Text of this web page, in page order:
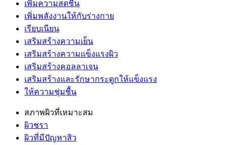
เพิ่มความสดชื่น
เพิ่มพลังงานให้กับร่างกาย
เรียบเนียน
เสริมสร้างความเย็น
เสริมสร้างความแข็งแรงผิว
เสริมสร้างคอลลาเจน
เสริมสร้างและรักษากระดูกให้แข็งแรง
ให้ความชุ่มชื้น
สภาพผิวที่เหมาะสม
ผิวชรา
ผิวที่มีปัญหาสิว